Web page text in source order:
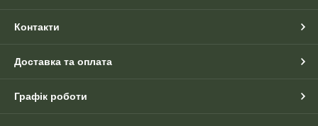
Контакти
Доставка та оплата
Графік роботи